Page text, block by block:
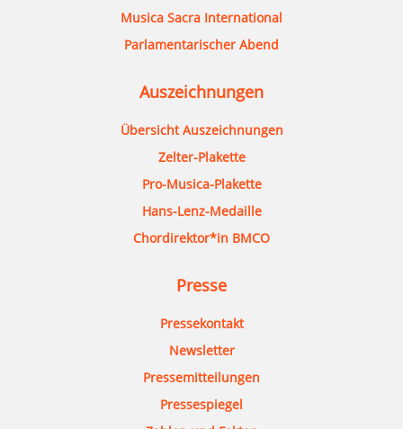
Musica Sacra International
Parlamentarischer Abend
Auszeichnungen
Übersicht Auszeichnungen
Zelter-Plakette
Pro-Musica-Plakette
Hans-Lenz-Medaille
Chordirektor*in BMCO
Presse
Pressekontakt
Newsletter
Pressemitteilungen
Pressespiegel